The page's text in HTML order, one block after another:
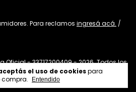
el uso de cookiespara
compra.
Entendido
Para reclamos ingresá acá. /
Oficial - 33717200409 - 2026. Todos los